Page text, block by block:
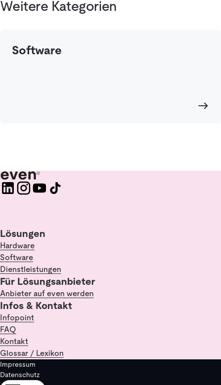
Weitere Kategorien
Software
Lösungen
Hardware
Software
Dienstleistungen
Für Lösungsanbieter
Anbieter auf even werden
Infos & Kontakt
Infopoint
FAQ
Kontakt
Glossar / Lexikon
Impressum
Datenschutz